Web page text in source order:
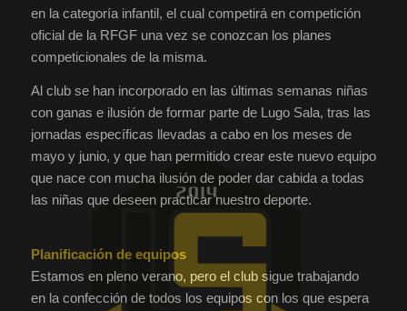
en la categoría infantil, el cual competirá en competición
oficial de la RFGF una vez se conozcan los planes
competicionales de la misma.
Al club se han incorporado en las últimas semanas niñas
con ganas e ilusión de formar parte de Lugo Sala, tras las
jornadas específicas llevadas a cabo en los meses de
mayo y junio, y que han permitido crear este nuevo equipo
que nace con mucha ilusión de poder dar cabida a todas
las niñas que deseen practicar nuestro deporte.
Planificación de equipos
Estamos en pleno verano, pero el club sigue trabajando
en la confección de todos los equipos con los que espera